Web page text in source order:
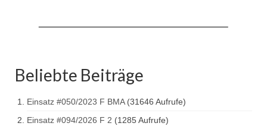
Löschgruppenfahrzeug LF 20 KatS
Tanklöschfahrzeug TLF 16/24 Tr
Beliebte Beiträge
Einsatz #050/2023 F BMA (31646 Aufrufe)
Einsatz #094/2026 F 2 (1285 Aufrufe)